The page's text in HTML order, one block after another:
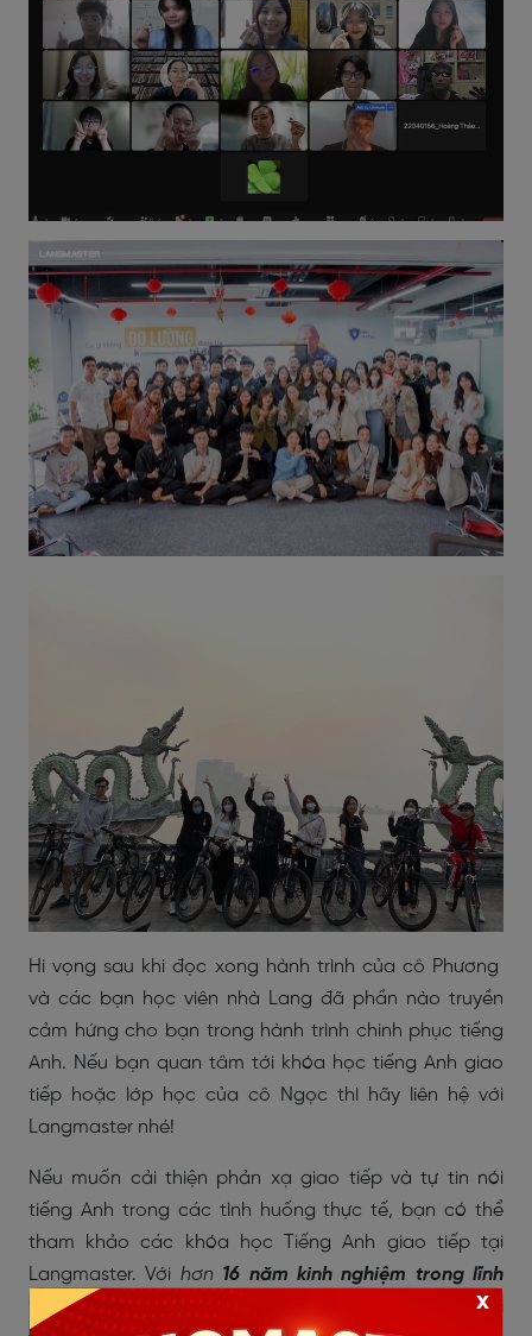
Hi vọng sau khi đọc xong hành trình của cô Phương
và các bạn học viên nhà Lang đã phần nào truyền
cảm hứng cho bạn trong hành trình chinh phục tiếng
Anh. Nếu bạn quan tâm tới khóa học tiếng Anh giao
tiếp hoặc lớp học của cô Ngọc thì hãy liên hệ với
Langmaster nhé!
Nếu muốn cải thiện phản xạ giao tiếp và tự tin nói
tiếng Anh trong các tình huống thực tế, bạn có thể
tham khảo các khóa học Tiếng Anh giao tiếp tại
Langmaster. Với hơn 16 năm kinh nghiệm trong lĩnh
vực đào tạo tiếng Anh
cùng lộ trình bài bản và môi
x